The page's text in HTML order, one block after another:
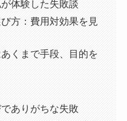
体験した失敗談
方：費用対効果を見
くまで手段、目的を
ありがちな失敗